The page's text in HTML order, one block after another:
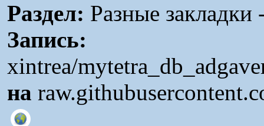
Раздел: Разные
Запись:
xintrea/
на